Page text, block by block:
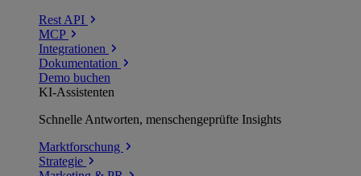
Rest API
MCP
Integrationen
Dokumentation
Demo buchen
KI-Assistenten
Schnelle Antworten, menschengeprüfte Insights
Marktforschung
Strategie